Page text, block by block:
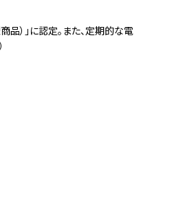
）」に認定。また、定期的な電